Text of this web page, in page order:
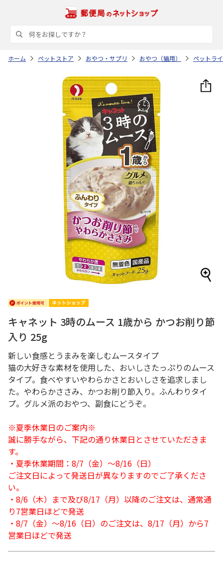
ホーム ペットストア おやつ・サプリ おやつ（猫用） ペットラ
キャネット 3時のムース 1歳から かつお削り節
入り 25g
新しい食感とうまみを楽しむムースタイプ
猫の大好きな素材を使用した、おいしさたっぷりのムース
タイプ。食べやすいやわらかさとおいしさを追求しまし
た。やわらかささみ、かつお削り節入り。ふんわりタイ
プ。グルメ派のおやつ、副食にどうぞ。
※夏季休業日のご案内※
誠に勝手ながら、下記の通り休業日とさせていただきま
す。
・夏季休業期間：8/7（金）～8/16（日）
ご注文日によって発送日が異なりますのでご了承くださ
い。
・8/6（木）まで及び8/17（月）以降のご注文は、通常通
り7営業日ほどで発送
・8/7（金）～8/16（日）のご注文は、8/17（月）から7
営業日ほどで発送